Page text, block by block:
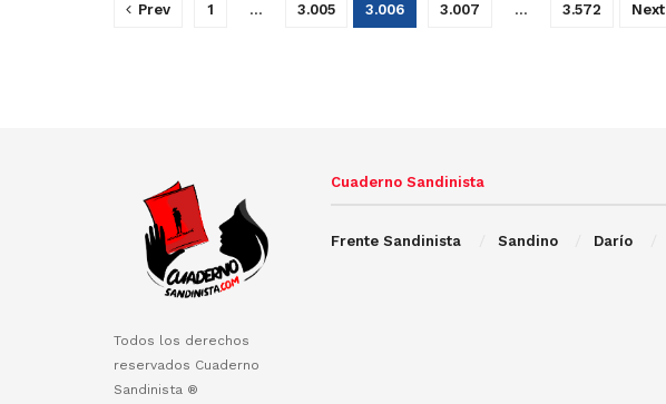
Prev 1 … 3.005 3.006 3.007 … 3.572 Next
Todos los derechos
reservados Cuaderno
Sandinista ®
Cuaderno Sandinista
Frente Sandinista Sandino Darío